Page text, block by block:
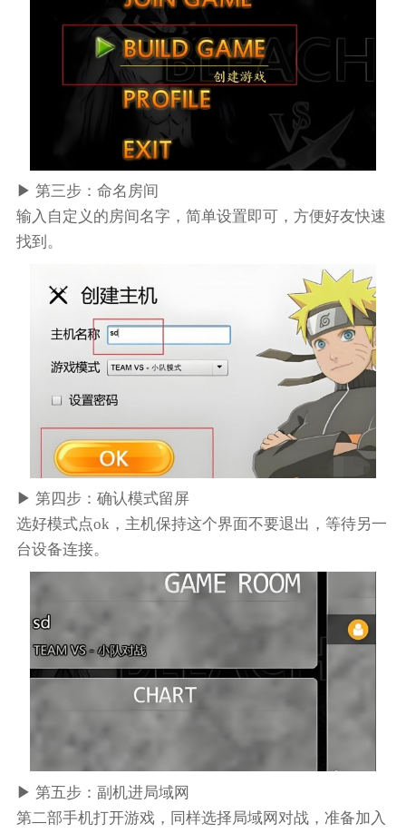
▶ 第三步：命名房间
输入自定义的房间名字，简单设置即可，方便好友快速
找到。
▶ 第四步：确认模式留屏
选好模式点ok，主机保持这个界面不要退出，等待另一
台设备连接。
▶ 第五步：副机进局域网
第二部手机打开游戏，同样选择局域网对战，准备加入